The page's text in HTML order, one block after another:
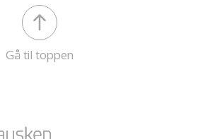
Gå til toppen